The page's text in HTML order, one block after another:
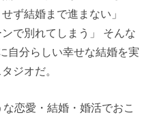
ず結婚まで進まない」
で別れてしまう」 そんな
自分らしい幸せな結婚を実
ジオだ。
恋愛・結婚・婚活でおこ